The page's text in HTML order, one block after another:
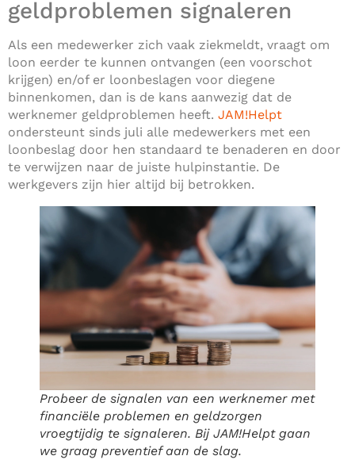
geldproblemen signaleren
Als een medewerker zich vaak ziekmeldt, vraagt om
loon eerder te kunnen ontvangen (een voorschot
krijgen) en/of er loonbeslagen voor diegene
binnenkomen, dan is de kans aanwezig dat de
werknemer geldproblemen heeft. JAM!Helpt
ondersteunt sinds juli alle medewerkers met een
loonbeslag door hen standaard te benaderen en door
te verwijzen naar de juiste hulpinstantie. De
werkgevers zijn hier altijd bij betrokken.
Probeer de signalen van een werknemer met
financiële problemen en geldzorgen
vroegtijdig te signaleren. Bij JAM!Helpt gaan
we graag preventief aan de slag.